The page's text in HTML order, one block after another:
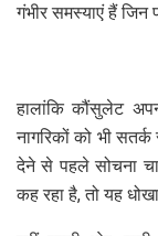
गंभीर समस्याएं हैं
हालांकि कौंसुलेट
नागरिकों को भी
देने से पहले सोचना
कह रहा है, तो यह